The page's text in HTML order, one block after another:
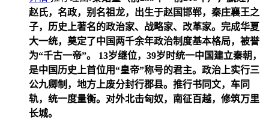
赵氏，名政，别名祖龙，出生于赵国邯郸，秦庄襄王之
子，历史上著名的政治家、战略家、改革家。完成华夏
大一统，奠定了中国两千余年政治制度基本格局，被誉
为“千古一帝”。 13岁继位，39岁时统一中国建立秦朝，
是中国历史上首位用“皇帝”称号的君主。政治上实行三
公九卿制，地方上废分封行郡县。推行书同文，车同
轨，统一度量衡。对外北击匈奴，南征百越，修筑万里
长城。